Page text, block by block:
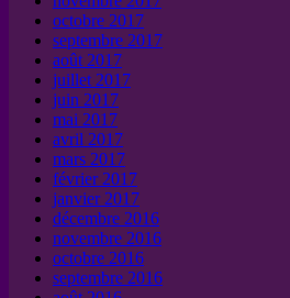
octobre 2017
septembre 2017
août 2017
juillet 2017
juin 2017
mai 2017
avril 2017
mars 2017
février 2017
janvier 2017
décembre 2016
novembre 2016
octobre 2016
septembre 2016